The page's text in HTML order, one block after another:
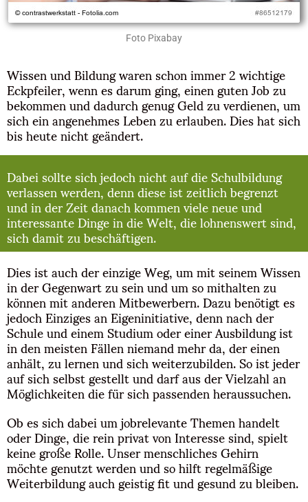
Foto Pixabay
Wissen und Bildung waren schon immer 2 wichtige
Eckpfeiler, wenn es darum ging, einen guten Job zu
bekommen und dadurch genug Geld zu verdienen, um
sich ein angenehmes Leben zu erlauben. Dies hat sich
bis heute nicht geändert.
Dabei sollte sich jedoch nicht auf die Schulbildung
verlassen werden, denn diese ist zeitlich begrenzt
und in der Zeit danach kommen viele neue und
interessante Dinge in die Welt, die lohnenswert sind,
sich damit zu beschäftigen.
Dies ist auch der einzige Weg, um mit seinem Wissen
in der Gegenwart zu sein und um so mithalten zu
können mit anderen Mitbewerbern. Dazu benötigt es
jedoch Einziges an Eigeninitiative, denn nach der
Schule und einem Studium oder einer Ausbildung ist
in den meisten Fällen niemand mehr da, der einen
anhält, zu lernen und sich weiterzubilden. So ist jeder
auf sich selbst gestellt und darf aus der Vielzahl an
Möglichkeiten die für sich passenden heraussuchen.
Ob es sich dabei um jobrelevante Themen handelt
oder Dinge, die rein privat von Interesse sind, spielt
keine große Rolle. Unser menschliches Gehirn
möchte genutzt werden und so hilft regelmäßige
Weiterbildung auch geistig fit und gesund zu bleiben.